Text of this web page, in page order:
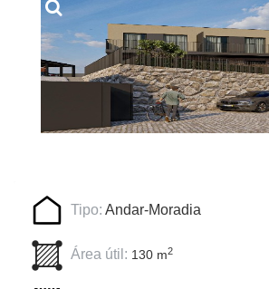
Tipo: Andar-Moradia
Área útil: 130 m2